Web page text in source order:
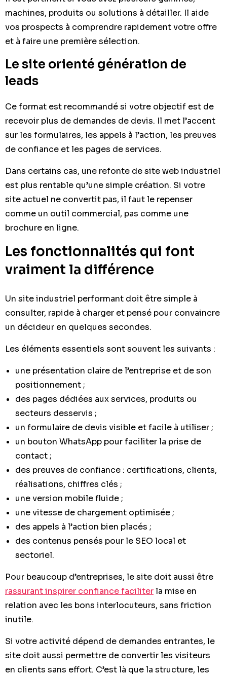
machines, produits ou solutions à détailler. Il aide
vos prospects à comprendre rapidement votre offre
et à faire une première sélection.
Le site orienté génération de
leads
Ce format est recommandé si votre objectif est de
recevoir plus de demandes de devis. Il met l’accent
sur les formulaires, les appels à l’action, les preuves
de confiance et les pages de services.
Dans certains cas, une refonte de site web industriel
est plus rentable qu’une simple création. Si votre
site actuel ne convertit pas, il faut le repenser
comme un outil commercial, pas comme une
brochure en ligne.
Les fonctionnalités qui font
vraiment la différence
Un site industriel performant doit être simple à
consulter, rapide à charger et pensé pour convaincre
un décideur en quelques secondes.
Les éléments essentiels sont souvent les suivants :
une présentation claire de l’entreprise et de son
positionnement ;
des pages dédiées aux services, produits ou
secteurs desservis ;
un formulaire de devis visible et facile à utiliser ;
un bouton WhatsApp pour faciliter la prise de
contact ;
des preuves de confiance : certifications, clients,
réalisations, chiffres clés ;
une version mobile fluide ;
une vitesse de chargement optimisée ;
des appels à l’action bien placés ;
des contenus pensés pour le SEO local et
sectoriel.
Pour beaucoup d’entreprises, le site doit aussi être
rassurant inspirer confiance faciliterla mise en
relation avec les bons interlocuteurs, sans friction
inutile.
Si votre activité dépend de demandes entrantes, le
site doit aussi permettre de convertir les visiteurs
en clients sans effort. C’est là que la structure, les